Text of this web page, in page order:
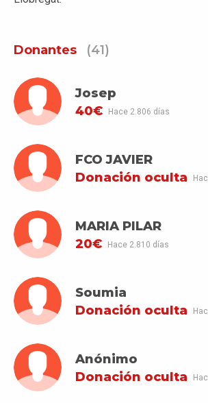
Donantes (41)
Josep
40€
Hace 2.806 días
FCO JAVIER
Donación oculta
MARIA PILAR
20€
Hace 2.810 días
Soumia
Donación oculta
Anónimo
Donación oculta